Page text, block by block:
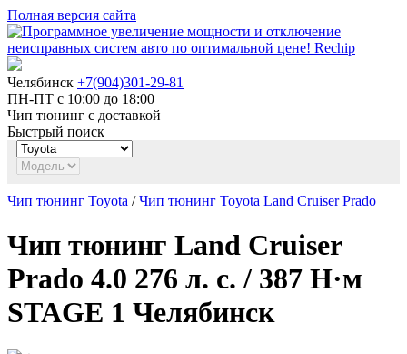
Полная версия сайта
Челябинск +7(904)301-29-81
ПН-ПТ с 10:00 до 18:00
Чип тюнинг с доставкой
Быстрый поиск
Чип тюнинг Toyota /Чип тюнинг Toyota Land Cruiser Prado
Чип тюнинг Land Cruiser
Prado 4.0 276 л. с. / 387 Н·м
STAGE 1 Челябинск